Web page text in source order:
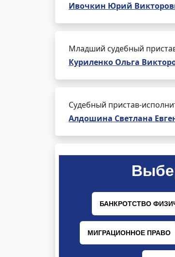
Ивочкин Юрий
Младший судебный
Куриленко Ольга
Судебный пристав-
Алдошина Светлана